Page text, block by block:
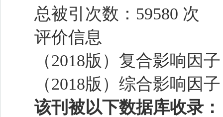
总被引次数：59580 次
评价信息
（2018版）复合影响因
（2018版）综合影响因
该刊被以下数据库收录：